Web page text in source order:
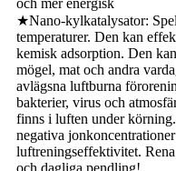
★Nano-kylkatalysator:
temperaturer. Den kan
kemisk adsorption. Den
mögel, mat och andra
avlägsna luftburna
bakterier, virus och
finns i luften under
negativa
luftreningseffektivitet.
och dagliga pendling!